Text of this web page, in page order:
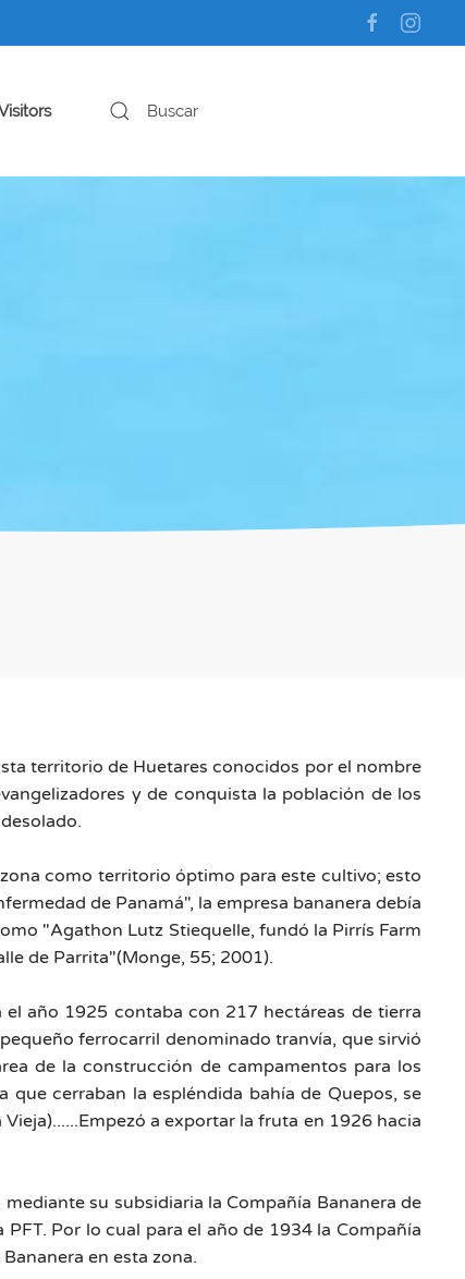
territorio de Huetares conocidos por el nombre
y de conquista la población de los
como territorio óptimo para este cultivo; esto
de Panamá", la empresa bananera debía
"Agathon Lutz Stiequelle, fundó la Pirrís Farm
de Parrita"(Monge, 55; 2001).
año 1925 contaba con 217 hectáreas de tierra
ferrocarril denominado tranvía, que sirvió
de la construcción de campamentos para los
cerraban la espléndida bahía de Quepos, se
a exportar la fruta en 1926 hacia
su subsidiaria la Compañía Bananera de
Por lo cual para el año de 1934 la Compañía
en esta zona.